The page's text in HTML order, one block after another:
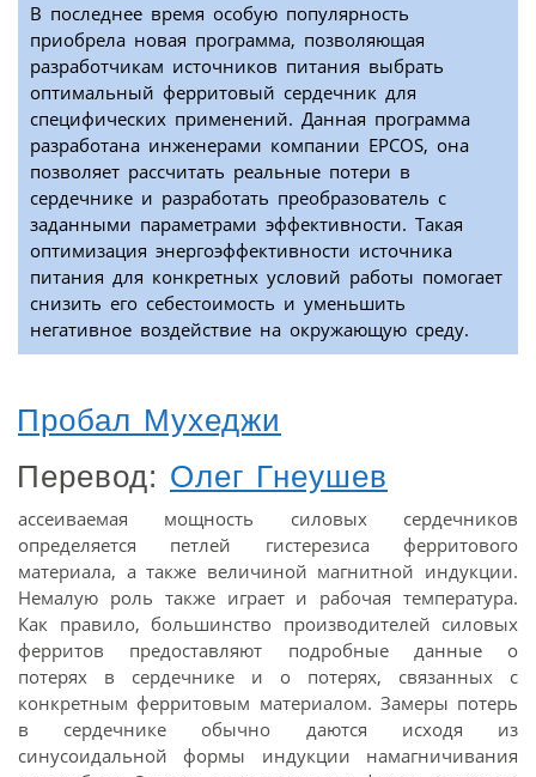
В последнее время особую популярность
приобрела новая программа, позволяющая
разработчикам источников питания выбрать
оптимальный ферритовый сердечник для
специфических применений. Данная программа
разработана инженерами компании EPCOS, она
позволяет рассчитать реальные потери в
сердечнике и разработать преобразователь с
заданными параметрами эффективности. Такая
оптимизация энергоэффективности источника
питания для конкретных условий работы помогает
снизить его себестоимость и уменьшить
негативное воздействие на окружающую среду.
Пробал Мухеджи
Перевод: Олег Гнеушев
ассеиваемая мощность силовых сердечников
определяется петлей гистерезиса ферритового
материала, а также величиной магнитной индукции.
Немалую роль также играет и рабочая температура.
Как правило, большинство производителей силовых
ферритов предоставляют подробные данные о
потерях в сердечнике и о потерях, связанных с
конкретным ферритовым материалом. Замеры потерь
в сердечнике обычно даются исходя из
синусоидальной формы индукции намагничивания